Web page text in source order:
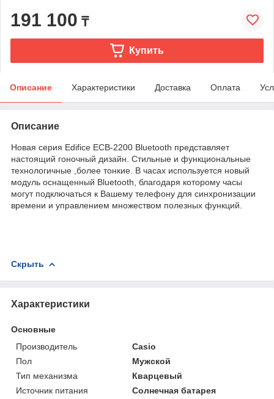
191 100 ₸
Купить
Описание Характеристики Доставка Оплата
Описание
Новая серия Edifice ECB-2200 Bluetooth представляет
настоящий гоночный дизайн. Стильные и функциональные
технологичные ,более тонкие. В часах используется новый
модуль оснащенный Bluetooth, благодаря которому часы
могут подключаться к Вашему телефону для синхронизации
времени и управлением множеством полезных функций.
Скрыть
Характеристики
Основные
Производитель
Casio
Пол
Мужской
Тип механизма
Кварцевый
Источник питания
Солнечная батарея